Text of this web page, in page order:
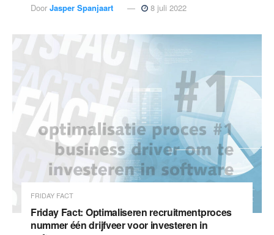
Door Jasper Spanjaart 8 juli 2022
FRIDAY FACT
Friday Fact: Optimaliseren recruitmentproces
nummer één drijfveer voor investeren in